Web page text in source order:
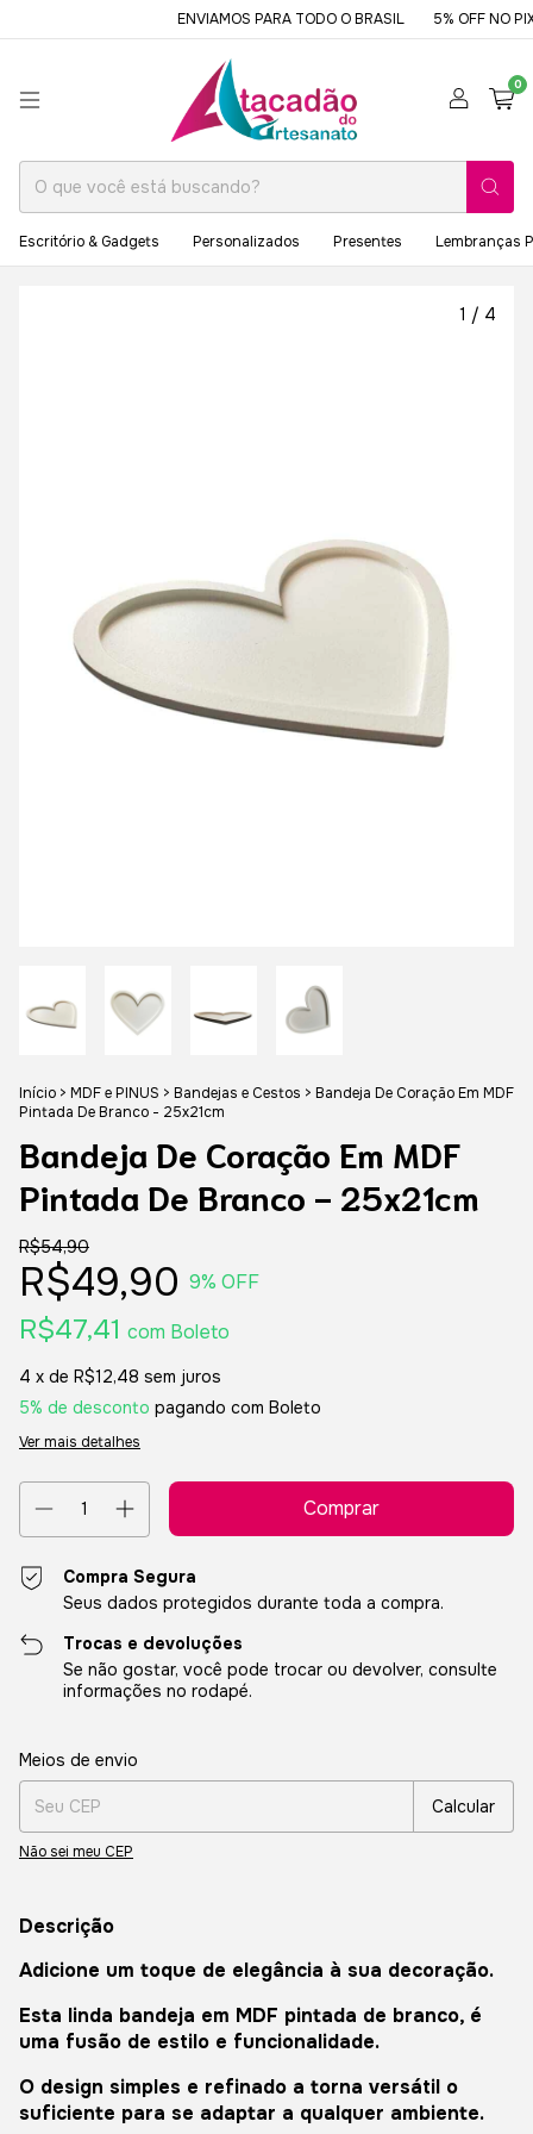
ENVIAMOS PARA TODO O BRASIL 5% OFF NO PIX
0
Escritório & Gadgets Personalizados Presentes Lembranças
1 / 4
Início > MDF e PINUS > Bandejas e Cestos > Bandeja De Coração Em MDF
Pintada De Branco - 25x21cm
Bandeja De Coração Em MDF
Pintada De Branco - 25x21cm
R$54,90
R$49,90 9% OFF
R$47,41 com Boleto
4 x de R$12,48 sem juros
5% de desconto pagando com Boleto
Ver mais detalhes
Compra Segura
Seus dados protegidos durante toda a compra.
Trocas e devoluções
Se não gostar, você pode trocar ou devolver, consulte
informações no rodapé.
Entregas para o CEP:
Meios de envio
Calcular
Não sei meu CEP
Descrição
Adicione um toque de elegância à sua decoração.
Esta linda bandeja em MDF pintada de branco, é
uma fusão de estilo e funcionalidade.
O design simples e refinado a torna versátil o
suficiente para se adaptar a qualquer ambiente.